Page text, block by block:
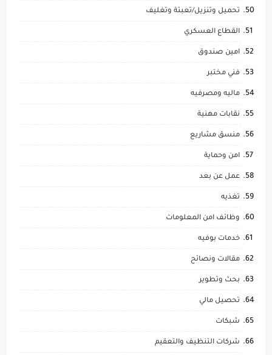
تحميل وتنزيل/تعبئة وتغليف
القطاع العسكري
امين صندوق
فني مختبر
ماليه ومصرفيه
نقابات مهنية
منسق مشاريع
امن وحماية
عمل عن بعد
تغذيه
وظائف امن المعلومات
خدمات بوفيه
مقالات ونصائح
بحث وتطوير
تحصيل مالي
شبكات
شركات التنظيف والتعقيم